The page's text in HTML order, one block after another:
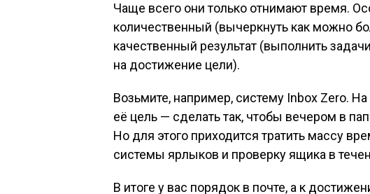
Чаще всего они только отнимают время.
количественный (вычеркнуть как можно
качественный результат (выполнить
на достижение цели).
Возьмите, например, систему Inbox Zero.
её цель — сделать так, чтобы вечером в
Но для этого приходится тратить массу
системы ярлыков и проверку ящика в
В итоге у вас порядок в почте, а к